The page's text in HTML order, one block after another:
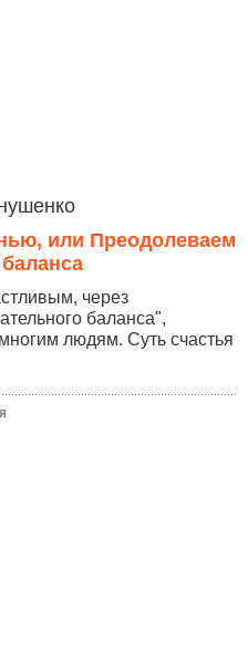
или Преодолеваем
через
баланса",
людям. Суть счастья